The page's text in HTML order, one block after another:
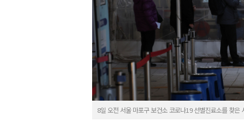
8일 오전 서울 마포구 보건소 코로나19 선별진료소를 찾